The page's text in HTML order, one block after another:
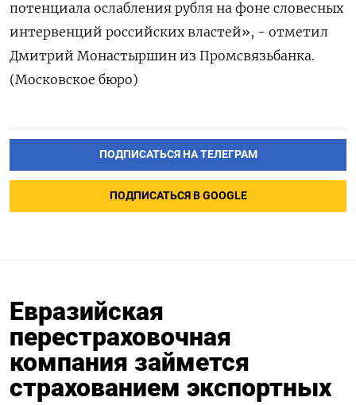
потенциала ослабления рубля на фоне словесных
интервенций российских властей», - отметил
Дмитрий Монастыршин из Промсвязьбанка.
(Московское бюро)
ПОДПИСАТЬСЯ НА ТЕЛЕГРАМ
ПОДПИСАТЬСЯ В GOOGLE
Евразийская
перестраховочная
компания займется
страхованием экспортных